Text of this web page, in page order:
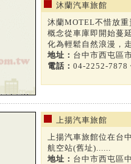
沐蘭汽車旅館
沐蘭MOTEL不惜放
概念從車庫即開始蔓
化為輕鬆自然浪漫，
地址： 台中市西屯區
電話： 04-2252-7878
上揚汽車旅館
上揚汽車旅館位在台
航空站(舊址)......
地址： 台中市西屯區